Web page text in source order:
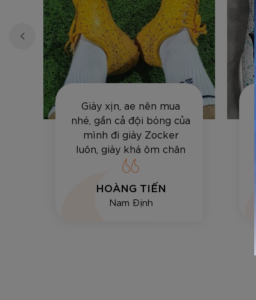
Giày xịn, ae nên mua
nhé, gần cả đội bóng của
mình đi giày Zocker
luôn, giày khá ôm chân
và bền, vê bóng hay sút
HOÀNG TIẾN
Nam Định